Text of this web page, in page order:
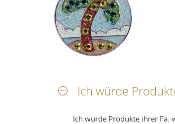
Ich würde
Ich würde Produkte ihrer Fa.